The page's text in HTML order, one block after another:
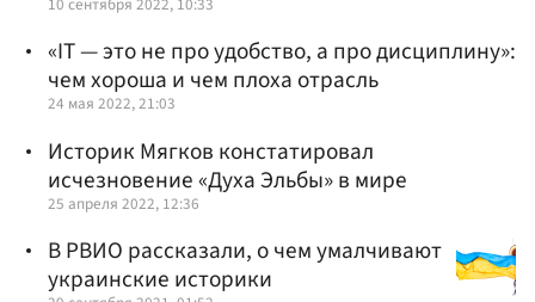
«IT — это не про удобство, а про дисциплину»:
чем хороша и чем плоха отрасль
24 мая 2022, 21:03
Историк Мягков констатировал
исчезновение «Духа Эльбы» в мире
25 апреля 2022, 12:36
В РВИО рассказали, о чем умалчивают
украинские историки